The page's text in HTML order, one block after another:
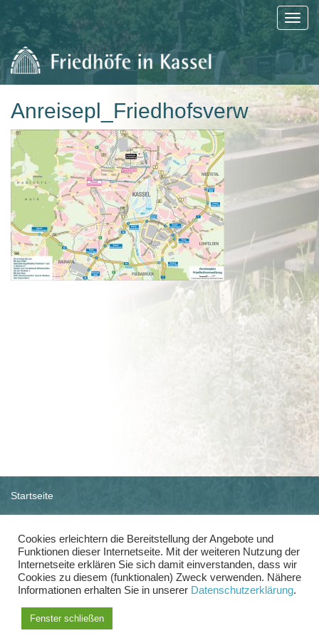
Anreisepl_Friedhofsverw
Cookies erleichtern die Bereitstellung der Angebote und
Funktionen dieser Internetseite. Mit der weiteren Nutzung der
Internetseite erklären Sie sich damit einverstanden, dass wir
Cookies zu diesem (funktionalen) Zweck verwenden. Nähere
Informationen erhalten Sie in unserer Datenschutzerklärung.
Fenster schließen
Startseite
Datenschutz
Friedhofssatzung
Gebührensatzung